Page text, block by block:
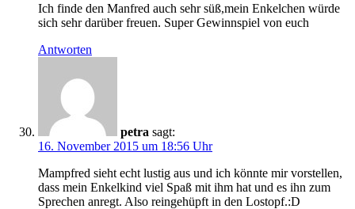
Ich finde den Manfred auch sehr süß,mein Enkelchen würde
sich sehr darüber freuen. Super Gewinnspiel von euch
Antworten
petra sagt:
16. November 2015 um 18:56 Uhr
Mampfred sieht echt lustig aus und ich könnte mir vorstellen,
dass mein Enkelkind viel Spaß mit ihm hat und es ihn zum
Sprechen anregt. Also reingehüpft in den Lostopf.:D